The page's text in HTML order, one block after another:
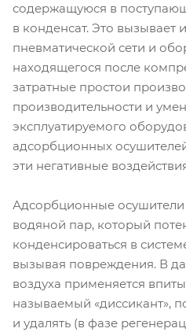
содержащуюся в
в конденсат. Это вызывает
пневматической сети и
находящегося после
затратные простои
производительности и
эксплуатируемого
адсорбционных
эти негативные
Адсорбционные осушители
водяной пар, который
конденсироваться в
вызывая повреждения. В
воздуха применяется
называемый «диссикант»,
и удалять (в фазе